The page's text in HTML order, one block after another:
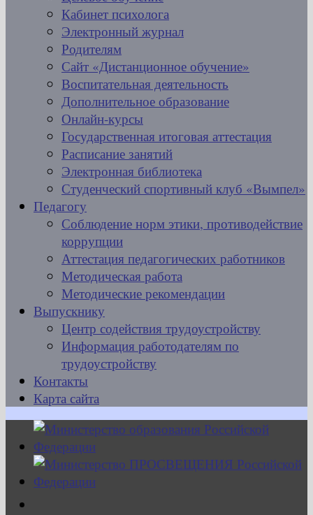
Кабинет психолога
Электронный журнал
Родителям
Сайт «Дистанционное обучение»
Воспитательная деятельность
Дополнительное образование
Онлайн-курсы
Государственная итоговая аттестация
Расписание занятий
Электронная библиотека
Студенческий спортивный клуб «Вымпел»
Педагогу
Соблюдение норм этики, противодействие
коррупции
Аттестация педагогических работников
Методическая работа
Методические рекомендации
Выпускнику
Центр содействия трудоустройству
Информация работодателям по
трудоустройству
Контакты
Карта сайта